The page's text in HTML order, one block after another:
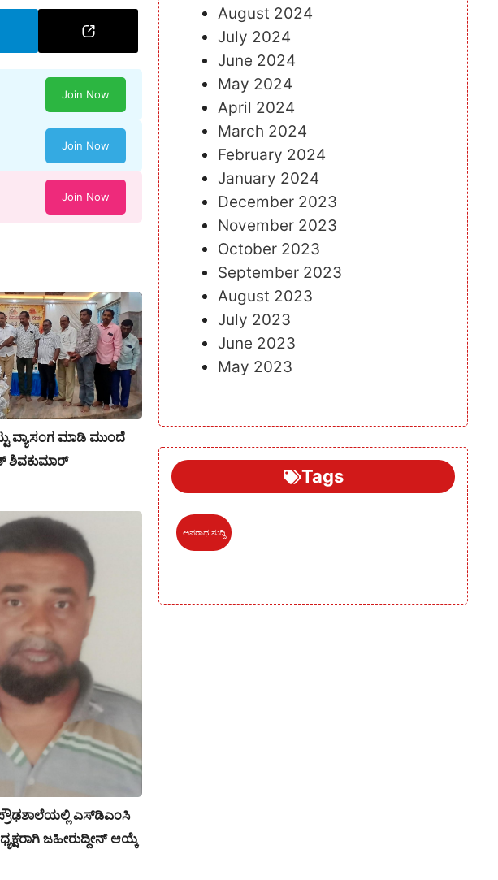
Join Now
Join Now
Join Now
ವ್ಯಾಸಂಗ ಮಾಡಿ ಮುಂದೆ
ಶಿವಕುಮಾರ್
ಎಸ್‌ಡಿಎಂಸಿ
ಜಹೀರುದ್ದೀನ್ ಆಯ್ಕೆ
August 2024
July 2024
June 2024
May 2024
April 2024
March 2024
February 2024
January 2024
December 2023
November 2023
October 2023
September 2023
August 2023
July 2023
June 2023
May 2023
Tags
ಅಪರಾಧ ಸುದ್ದಿ